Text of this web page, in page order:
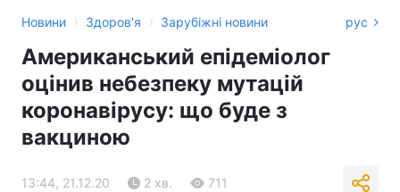
Новини › Здоров'я › Зарубіжні новини рус
Американський епідеміолог
оцінив небезпеку мутацій
коронавірусу: що буде з
вакциною
13:44, 21.12.20 2 хв. 711